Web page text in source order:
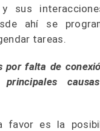
y sus
ahí se
tareas.
por falta de
favor es la